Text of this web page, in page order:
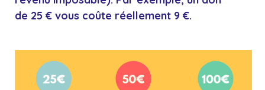
de 25 € vous coûte réellement 9 €.